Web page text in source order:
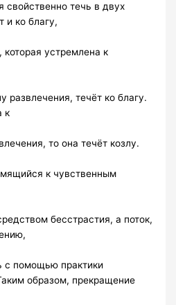
свойственно течь в двух
и ко благу,
которая устремлена к
развлечения, течёт ко благу.
к
то она течёт козлу.
к чувственным
бесстрастия, а поток,
с помощью практики
образом, прекращение